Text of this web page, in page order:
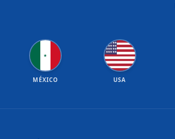
★
MÉXICO
★★★★
★★★★★
★★★★★
★★★★★
USA